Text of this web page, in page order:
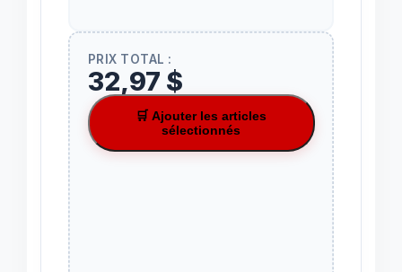
PRIX TOTAL :
32,97 $
🛒 Ajouter les articles
sélectionnés